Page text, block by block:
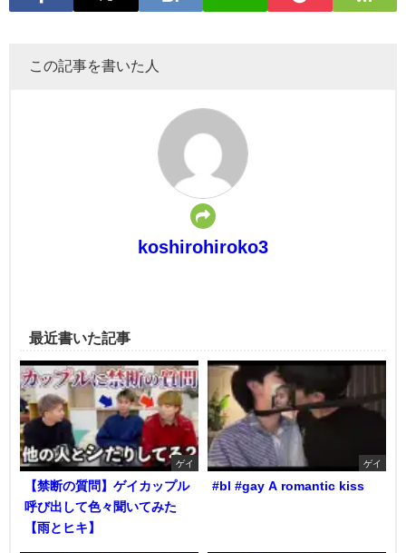
この記事を書いた人
koshirohiroko3
最近書いた記事
ゲイ
【禁断の質問】ゲイカップル
呼び出して色々聞いてみた
【雨とヒキ】
ゲイ
#bl #gay A romantic kiss